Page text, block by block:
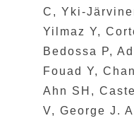
C, Yki-
Yilmaz Y,
Bedossa P,
Fouad Y,
Ahn SH,
V, George J.